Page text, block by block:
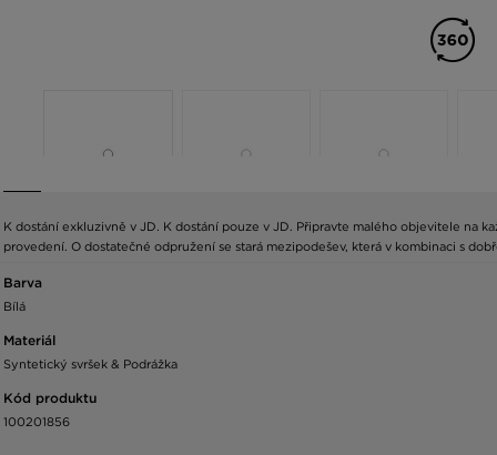
K dostání exkluzivně v JD. K dostání pouze v JD. Připravte malého objevitele na
provedení. O dostatečné odpružení se stará mezipodešev, která v kombinaci s
Barva
Bílá
Materiál
Syntetický svršek & Podrážka
Kód produktu
100201856